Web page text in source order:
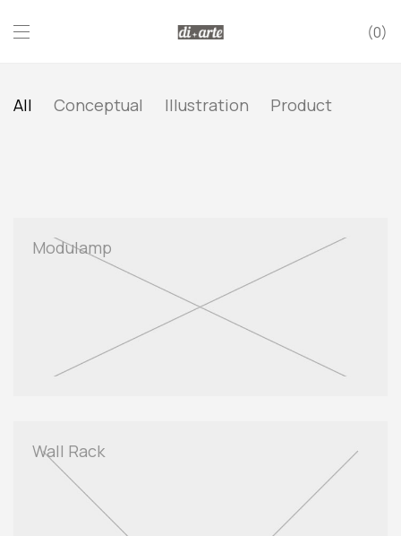
0
All Conceptual Illustration Product
Modulamp
Wall Rack